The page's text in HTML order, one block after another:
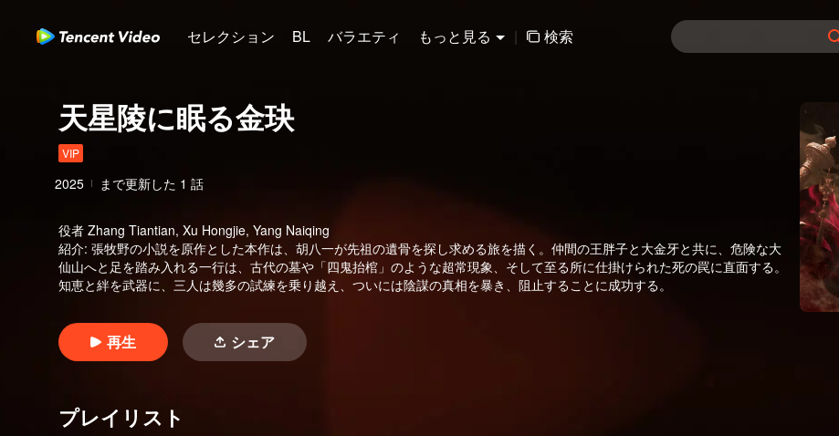
セレクション BL バラエティ もっと見る | 検索
天星陵に眠る金玦
VIP
2025 まで更新した 1 話
役者 Zhang Tiantian, Xu Hongjie, Yang Naiqing
紹介: 張牧野の小説を原作とした本作は、胡八一が先祖の遺骨を探し求める旅を描く。仲間の王胖子と大金牙と共に、危険な大
仙山へと足を踏み入れる一行は、古代の墓や「四鬼抬棺」のような超常現象、そして至る所に仕掛けられた死の罠に直面する。
知恵と絆を武器に、三人は幾多の試練を乗り越え、ついには陰謀の真相を暴き、阻止することに成功する。
再生 シェア
プレイリスト